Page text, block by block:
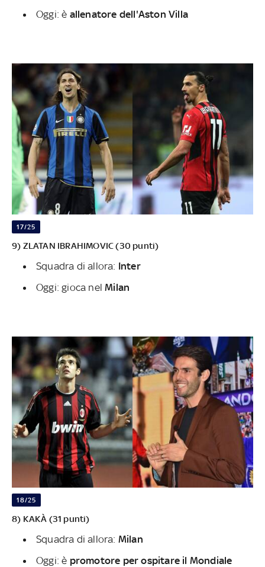
Oggi: è allenatore dell'Aston Villa
17/25
9) ZLATAN IBRAHIMOVIC (30 punti)
Squadra di allora: Inter
Oggi: gioca nelMilan
18/25
8) KAKÀ (31 punti)
Squadra di allora: Milan
Oggi: è promotore per ospitare il Mondiale